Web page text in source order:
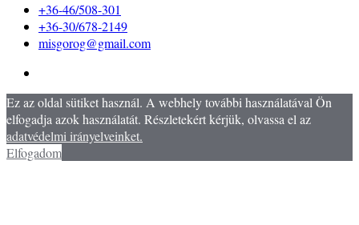
+36-46/508-301
+36-30/678-2149
misgorog@gmail.com
Ez az oldal sütiket használ. A webhely további használatával Ön
elfogadja azok használatát. Részletekért kérjük, olvassa el az
adatvédelmi irányelveinket.
Elfogadom